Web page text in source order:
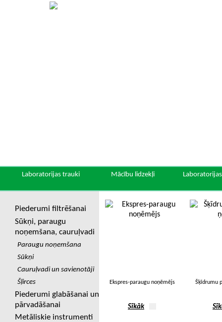
Laboratorijas trauki Mācību lidzekļi
Piederumi filtrēšanai
Sūkņi, paraugu
noņemšana, cauruļvadi
Paraugu noņemšana
Sūkņi
Cauruļvadi un savienotāji
Šļirces
Piederumi glabāšanai un
pārvadāšanai
Metāliskie instrumenti
Ekspres-paraugu noņēmējs
Sīkāk
Šķīdrumu